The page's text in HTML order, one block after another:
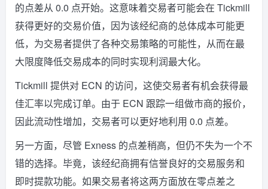
的点差从 0.0 点开始。这意味着交易者可能会在 Tickmill
获得更好的交易价值，因为该经纪商的总体成本可能更
低，为交易者提供了各种交易策略的可能性，从而在最
大限度降低交易成本的同时实现利润最大化。
Tickmill 提供对 ECN 的访问，这使交易者有机会获得最
佳汇率以完成订单。由于 ECN 跟踪一组做市商的报价，
因此流动性增加，交易者可以更好地利用 0.0 点差。
另一方面，尽管 Exness 的点差稍高，但仍不失为一个不
错的选择。毕竟，该经纪商拥有信誉良好的交易服务和
即时提款功能。如果交易者将这两方面放在零点差之